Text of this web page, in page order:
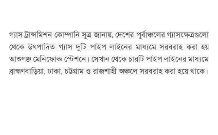
গ্যাস ট্রান্সমিশন কোম্পানি সূত্র জানায়, দেশের পূর্বাঞ্চলের গ্যাসক্ষেত্রগুলো
থেকে উৎপাদিত গ্যাস দুটি পাইপ লাইনের মাধ্যমে সরবরাহ করা হয়
আশুগঞ্জ মেনিফোল্ড স্টেশনে। সেখান থেকে চারটি পাইপ লাইনের মাধ্যমে
ব্রাহ্মণবাড়িয়া, ঢাকা, চট্টগ্রাম ও রাজশাহী অঞ্চলে সরবরাহ করা হয়ে থাকে।